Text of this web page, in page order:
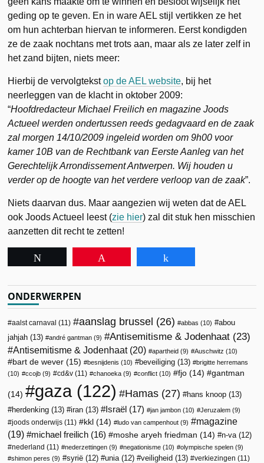
geding op te geven. En in ware AEL stijl vertikken ze het
om hun achterban hiervan te informeren. Eerst kondigden
ze de zaak nochtans met trots aan, maar als ze later zelf in
het zand bijten, niets meer:
Hierbij de vervolgtekstop de AEL website, bij het
neerleggen van de klacht in oktober 2009:
“Hoofdredacteur Michael Freilich en magazine Joods
Actueel werden ondertussen reeds gedagvaard en de zaak
zal morgen 14/10/2009 ingeleid worden om 9h00 voor
kamer 10B van de Rechtbank van Eerste Aanleg van het
Gerechtelijk Arrondissement Antwerpen. Wij houden u
verder op de hoogte van het verdere verloop van de zaak”.
Niets daarvan dus. Maar aangezien wij weten dat de AEL
ook Joods Actueel leest (zie hier) zal dit stuk hen misschien
aanzetten dit recht te zetten!
ONDERWERPEN
aalst carnaval (11) aanslag brussel (26) abbas (10)
abou
jahjah (13) andré gantman (9) Antisemitisme & Jodenhaat (23)
Antisemitisme & Jodenhaat(20) apartheid (9) Auschwitz (10)
bart de wever (15) besnijdenis (10) beveiliging (13)
brigitte herremans
(10)
ccojb (9) cd&v (11) chanoeka (9) conflict (10) fjo (14) gantman
(14) gaza (122) Hamas (27) hans knoop (13)
herdenking (13) iran (13) Israël (17) jan jambon (10) Jeruzalem (9)
joods onderwijs (11) kkl (14) ludo van campenhout (9)
magazine
(19)
michael freilich (16) moshe aryeh friedman (14) n-va (12)
nederland (11) nederzettingen (9) negationisme (10) olympische spelen (9)
shimon peres (9) syrië (12) unia (12) veiligheid (13) verkiezingen (11)